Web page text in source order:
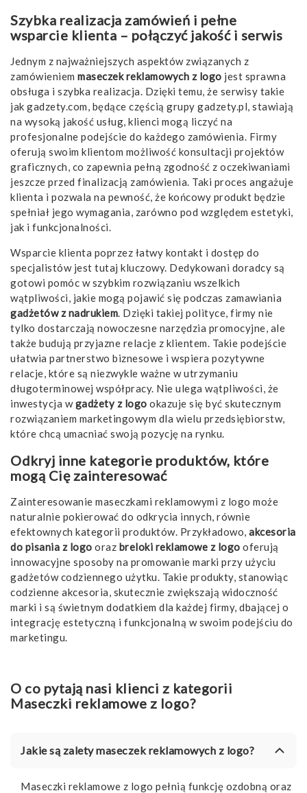
Szybka realizacja zamówień i pełne
wsparcie klienta – połączyć jakość i serwis
Jednym z najważniejszych aspektów związanych z
zamówieniem maseczek reklamowych z logo jest sprawna
obsługa i szybka realizacja. Dzięki temu, że serwisy takie
jak gadzety.com, będące częścią grupy gadzety.pl, stawiają
na wysoką jakość usług, klienci mogą liczyć na
profesjonalne podejście do każdego zamówienia. Firmy
oferują swoim klientom możliwość konsultacji projektów
graficznych, co zapewnia pełną zgodność z oczekiwaniami
jeszcze przed finalizacją zamówienia. Taki proces angażuje
klienta i pozwala na pewność, że końcowy produkt będzie
spełniał jego wymagania, zarówno pod względem estetyki,
jak i funkcjonalności.
Wsparcie klienta poprzez łatwy kontakt i dostęp do
specjalistów jest tutaj kluczowy. Dedykowani doradcy są
gotowi pomóc w szybkim rozwiązaniu wszelkich
wątpliwości, jakie mogą pojawić się podczas zamawiania
gadżetów z nadrukiem. Dzięki takiej polityce, firmy nie
tylko dostarczają nowoczesne narzędzia promocyjne, ale
także budują przyjazne relacje z klientem. Takie podejście
ułatwia partnerstwo biznesowe i wspiera pozytywne
relacje, które są niezwykle ważne w utrzymaniu
długoterminowej współpracy. Nie ulega wątpliwości, że
inwestycja wgadżety z logo okazuje się być skutecznym
rozwiązaniem marketingowym dla wielu przedsiębiorstw,
które chcą umacniać swoją pozycję na rynku.
Odkryj inne kategorie produktów, które
mogą Cię zainteresować
Zainteresowanie maseczkami reklamowymi z logo może
naturalnie pokierować do odkrycia innych, równie
efektownych kategorii produktów. Przykładowo, akcesoria
do pisania z logo oraz breloki reklamowe z logo oferują
innowacyjne sposoby na promowanie marki przy użyciu
gadżetów codziennego użytku. Takie produkty, stanowiąc
codzienne akcesoria, skutecznie zwiększają widoczność
marki i są świetnym dodatkiem dla każdej firmy, dbającej o
integrację estetyczną i funkcjonalną w swoim podejściu do
marketingu.
O co pytają nasi klienci z kategorii
Maseczki reklamowe z logo?
Jakie są zalety maseczek reklamowych z logo?
Maseczki reklamowe z logo pełnią funkcję ozdobną oraz